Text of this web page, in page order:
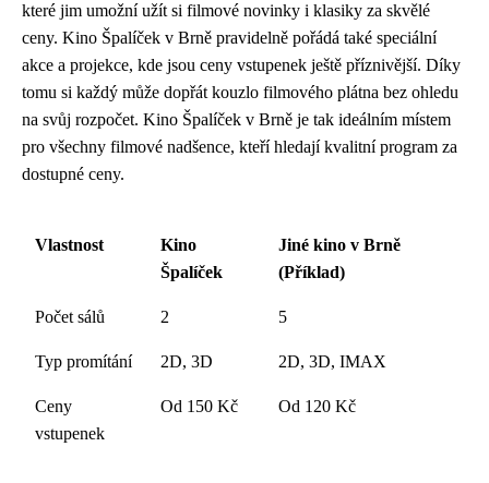
které jim umožní užít si filmové novinky i klasiky za skvělé
ceny. Kino Špalíček v Brně pravidelně pořádá také speciální
akce a projekce, kde jsou ceny vstupenek ještě příznivější. Díky
tomu si každý může dopřát kouzlo filmového plátna bez ohledu
na svůj rozpočet. Kino Špalíček v Brně je tak ideálním místem
pro všechny filmové nadšence, kteří hledají kvalitní program za
dostupné ceny.
Vlastnost
Kino
Špalíček
Jiné kino v Brně
(Příklad)
Počet sálů 2 5
Typ promítání 2D, 3D 2D, 3D, IMAX
Ceny
vstupenek
Od 150 Kč Od 120 Kč